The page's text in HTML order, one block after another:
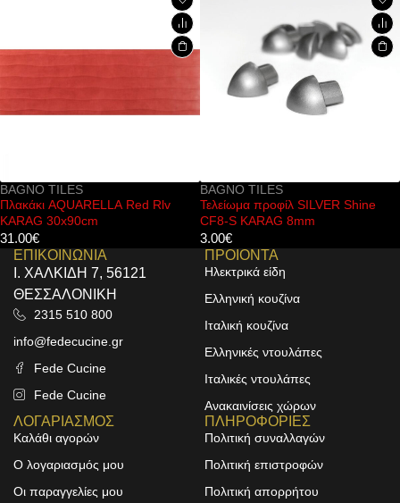
BAGNO TILES
Πλακάκι AQUARELLA Red Rlv
KARAG 30x90cm
31.00€
BAGNO TILES
Τελείωμα προφίλ SILVER Shine
CF8-S KARAG 8mm
3.00€
ΕΠΙΚΟΙΝΩΝΙΑ
Ι. ΧΑΛΚΙΔΗ 7, 56121
ΘΕΣΣΑΛΟΝΙΚΗ
2315 510 800
info@fedecucine.gr
Fede Cucine
Fede Cucine
ΠΡΟΙΟΝΤΑ
Ηλεκτρικά είδη
Ελληνική κουζίνα
Ιταλική κουζίνα
Ελληνικές ντουλάπες
Ιταλικές ντουλάπες
Ανακαινίσεις χώρων
ΛΟΓΑΡΙΑΣΜΟΣ
Καλάθι αγορών
Ο λογαριασμός μου
Οι παραγγελίες μου
ΠΛΗΡΟΦΟΡΙΕΣ
Πολιτική συναλλαγών
Πολιτική επιστροφών
Πολιτική απορρήτου